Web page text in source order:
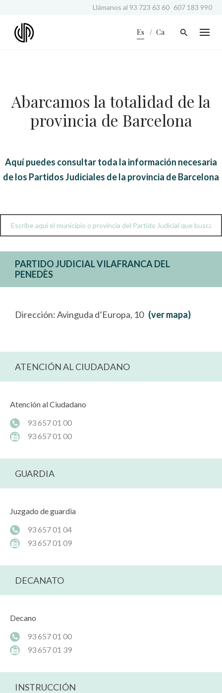
Llámanos al 93 723 63 60 607 183 990
Es Ca
Abarcamos la totalidad de la
provincia de Barcelona
Aquí puedes consultar toda la información necesaria
de los Partidos Judiciales de la provincia de Barcelona
PARTIDO JUDICIAL VILAFRANCA DEL
PENEDÈS
Dirección: Avinguda d’Europa, 10 (ver mapa)
ATENCIÓN AL CIUDADANO
Atención al Ciudadano
93 657 01 00
93 657 01 00
GUARDIA
Juzgado de guardia
93 657 01 04
93 657 01 09
DECANATO
Decano
93 657 01 00
93 657 01 39
INSTRUCCIÓN